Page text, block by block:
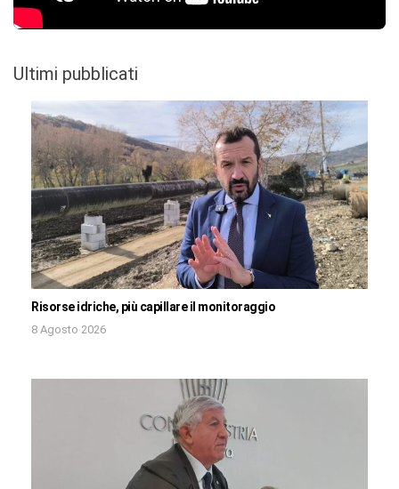
Ultimi pubblicati
Risorse idriche, più capillare il monitoraggio
8 Agosto 2026